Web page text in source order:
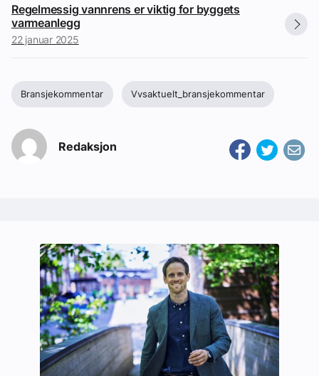
Regelmessig vannrens er viktig for byggets
varmeanlegg
22 januar 2025
Bransjekommentar Vvsaktuelt_bransjekommentar
Redaksjon